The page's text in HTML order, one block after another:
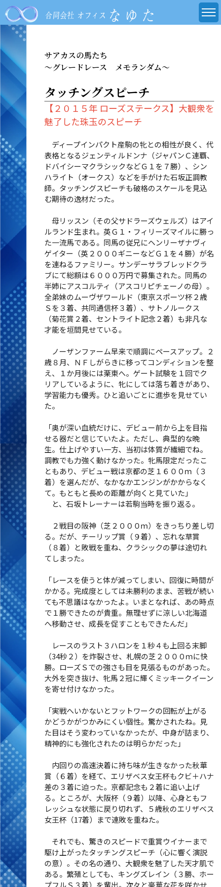
サアカスの馬たち
～グレードレース メモランダム～
タッチングスピーチ
【２０１５年 ローズステークス】大観衆を
魅了した珠玉のスピーチ
ディープインパクト産駒の牝との相性が良く、代
表格となるジェンティルドンナ（ジャパンＣ連覇、
ドバイシーマクラシックなどＧ１を７勝）、シン
ハライト（オークス）などを手がけた石坂正調教
師。タッチングスピーチも破格のスケールを見込
む期待の逸材だった。
母リッスン（その父サドラーズウェルズ）はアイ
ルランド生まれ。英Ｇ１・フィリーズマイルに勝っ
た一流馬である。同馬の従兄にヘンリーザナヴィ
ゲイター（英２０００ギニーなどＧ１を４勝）が名
を連ねるファミリー。サンデーサラブレッドクラ
ブにて総額は６０００万円で募集された。同馬の
半姉にアスコルティ（アスコリピチェーノの母）。
全弟妹のムーヴザワールド（東京スポーツ杯２歳
Ｓを３着、共同通信杯３着）、サトノルークス
（菊花賞２着、セントライト記念２着）も非凡な
才能を垣間見せている。
ノーザンファーム早来で順調にペースアップ。２
歳８月、ＮＦしがらきに移ってコンディションを整
え、１か月後には栗東へ。ゲート試験を１回でク
リアしているように、牝にしては落ち着きがあり、
学習能力も優秀。ひと追いごとに進歩を見せてい
た。
「奥が深い血統だけに、デビュー前から上を目指
せる器だと信じていたよ。ただし、典型的な晩
生。仕上げやすい一方、当初は体質が繊細でね。
調教でも力強く動けなかった。牝馬限定だったこ
ともあり、デビュー戦は京都の芝１６００ｍ（３
着）を選んだが、なかなかエンジンがかからなく
て。もともと長めの距離が向くと見ていた」
と、石坂トレーナーは若駒当時を振り返る。
２戦目の阪神（芝２０００ｍ）をきっちり差し切
る。だが、チーリップ賞（９着）、忘れな草賞
（８着）と敗戦を重ね、クラシックの夢は途切れ
てしまった。
「レースを使うと体が減ってしまい、回復に時間が
かかる。完成度としては未勝利のまま、苦戦が続い
ても不思議はなかったよ。いまとなれば、あの時点
で１勝できたのが貴重。無理せずに涼しい北海道
へ移動させ、成長を促すこともできたんだ」
レースのラスト３ハロンを１秒４も上回る末脚
（34秒２）を炸裂させ、札幌の芝２０００ｍに快
勝。ローズＳでの強さも目を見張るものがあった。
大外を突き抜け、牝馬２冠に輝くミッキークイーン
を寄せ付けなかった。
「実戦へいかないとフットワークの回転が上がる
かどうかがつかみにくい個性。驚かされたね。見
た目はそう変わっていなかったが、中身が詰まり、
精神的にも強化されたのは明らかだった」
内回りの高速決着に持ち味が生きなかった秋華
賞（６着）を経て、エリザベス女王杯もクビ＋ハナ
差の３着に迫った。京都記念も２着に追い上げ
る。ところが、大阪杯（９着）以降、心身ともフ
レッシュな状態に戻り切れず、５歳秋のエリザベス
女王杯（17着）まで連敗を重ねた。
それでも、驚きのスピードで重賞ウイナーまで
駆け上がったタッチングスピーチ（心に響く演説
の意）。その名の通り、大観衆を魅了した天才肌で
ある。繁殖としても、キングズレイン（３勝、ホー
プフルＳ３着）を輩出。次々と豪華な花を咲かせ